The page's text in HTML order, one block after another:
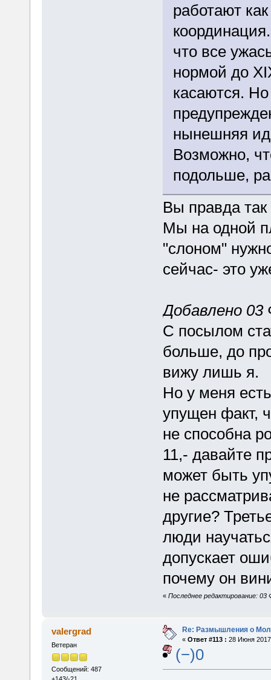
работают
что все
нормой до
касаются. Но
нынешняя
Возможно,
подольше,
Вы правда так
Мы на одной
"слоном"
сейчас- это
Добавлено 03
С посылом
больше, до
вижу лишь я.
Но у меня
упущен факт,
не способна
11,- давайте
может быть
не
другие?
люди
допускает
почему он
« Последнее редактирование: 03
valergrad
Ветеран
Сообщений: 487
Re: Размышления о
« Ответ #113 : 28 Июня
(−)0